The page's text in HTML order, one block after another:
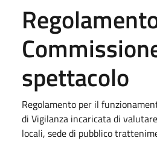
spettacolo
Regolamento per il
di Vigilanza incaricata di
locali, sede di pubblico